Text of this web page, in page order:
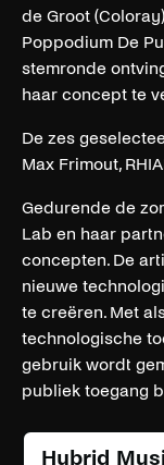
de Groot
Poppodium De
stemronde
haar concept te
De zes
Max Frimout,
Gedurende de
Lab en haar
concepten. De
nieuwe
te creëren. Met
technologische
gebruik wordt
publiek toegang
Hybrid